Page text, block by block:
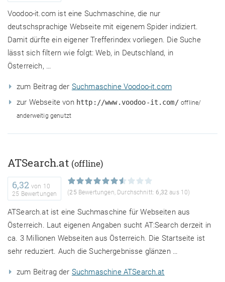
Voodoo-it.com ist eine Suchmaschine, die nur
deutschsprachige Webseite mit eigenem Spider indiziert.
Damit dürfte ein eigener Trefferindex vorliegen. Die Suche
lässt sich filtern wie folgt: Web, in Deutschland, in
Österreich, …
zum Beitrag der Suchmaschine Voodoo-it.com
zur Webseite von http://www.voodoo-it.com/ offline/
anderweitig genutzt
ATSearch.at (offline)
6,32 von 10
25 Bewertungen
(25 Bewertungen, Durchschnitt: 6,32 aus 10)
ATSearch.at ist eine Suchmaschine für Webseiten aus
Österreich. Laut eigenen Angaben sucht AT:Search derzeit in
ca. 3 Millionen Webseiten aus Österreich. Die Startseite ist
sehr reduziert. Auch die Suchergebnisse glänzen …
zum Beitrag der Suchmaschine ATSearch.at